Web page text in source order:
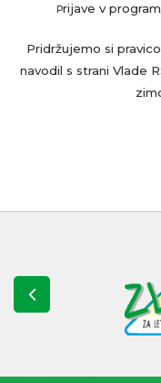
Prijave v
Pridržujemo si
navodil s strani Vlade